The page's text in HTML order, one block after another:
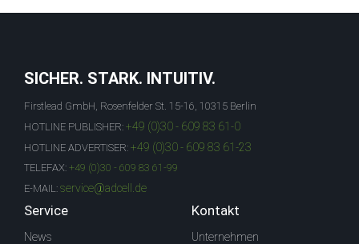
SICHER. STARK. INTUITIV.
Firstlead GmbH, Rosenfelder St. 15-16, 10315 Berlin
HOTLINE PUBLISHER: +49 (0)30 - 609 83 61-0
HOTLINE ADVERTISER: +49 (0)30 - 609 83 61-23
TELEFAX: +49 (0)30 - 609 83 61-99
E-MAIL: service@adcell.de
Service
News
Kontakt
Unternehmen